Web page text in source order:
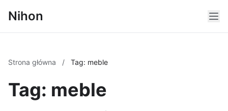
Nihon
Strona główna / Tag: meble
Tag: meble